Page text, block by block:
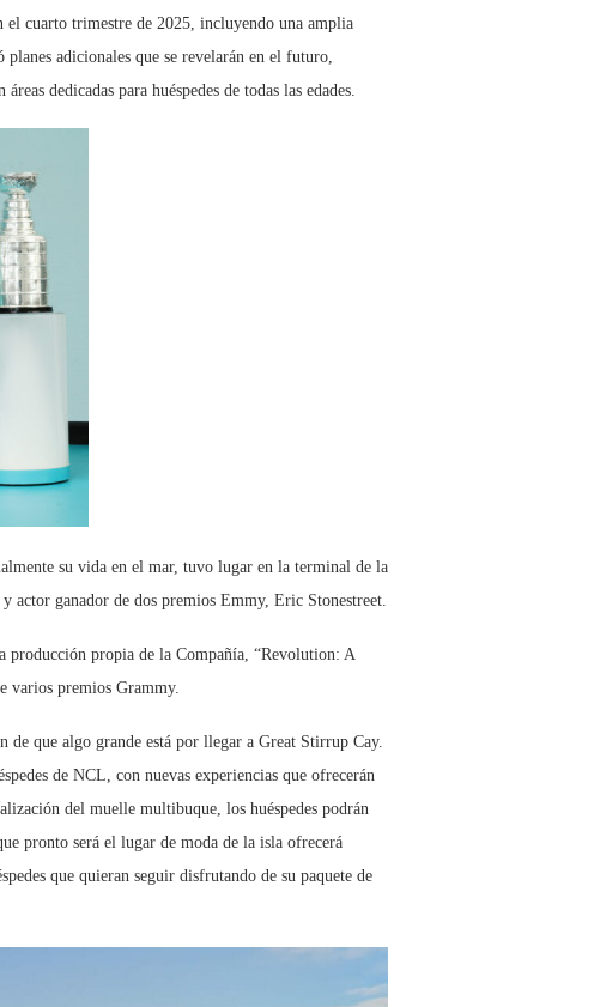
el cuarto trimestre de 2025, incluyendo una amplia
adicionales que se revelarán en el futuro,
dedicadas para huéspedes de todas las edades.
su vida en el mar, tuvo lugar en la terminal de la
ganador de dos premios Emmy, Eric Stonestreet.
producción propia de la Compañía, “Revolution: A
varios premios Grammy.
que algo grande está por llegar a Great Stirrup Cay.
de NCL, con nuevas experiencias que ofrecerán
del muelle multibuque, los huéspedes podrán
pronto será el lugar de moda de la isla ofrecerá
que quieran seguir disfrutando de su paquete de